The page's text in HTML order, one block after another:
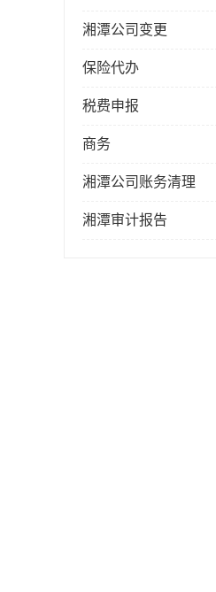
湘潭公司变更
保险代办
税费申报
商务
湘潭公司账务清理
湘潭审计报告